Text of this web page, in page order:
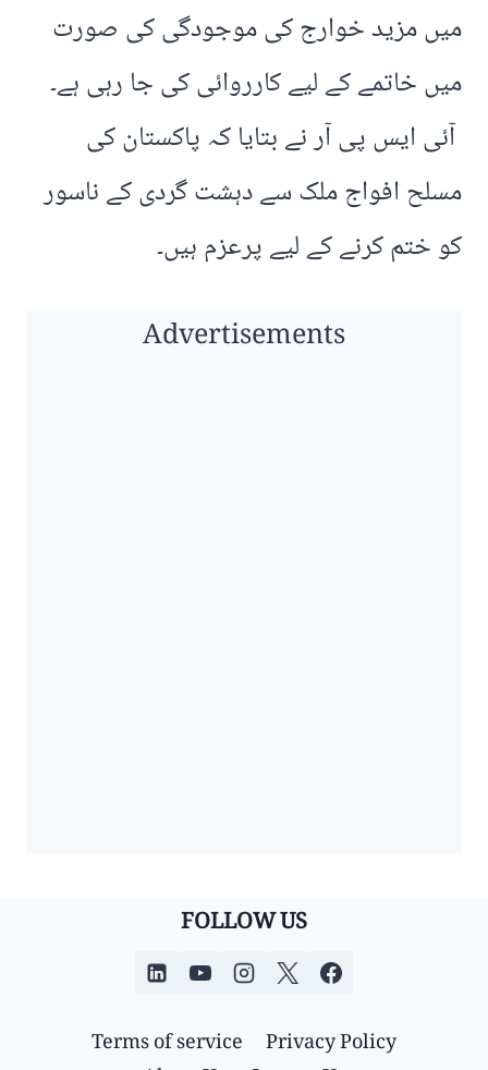
میں مزید خوارج کی موجودگی کی صورت
میں خاتمے کے لیے کارروائی کی جا رہی ہے۔
آئی ایس پی آر نے بتایا کہ پاکستان کی
مسلح افواج ملک سے دہشت گردی کے ناسور
کو ختم کرنے کے لیے پرعزم ہیں۔
Advertisements
FOLLOW US
Privacy Policy
Terms of service